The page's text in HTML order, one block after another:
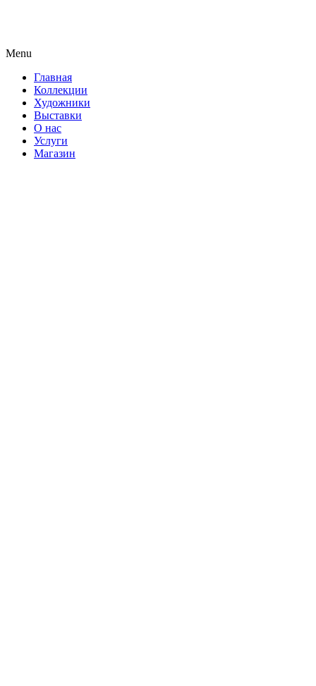
Menu
Главная
Коллекции
Художники
Выставки
О нас
Услуги
Магазин